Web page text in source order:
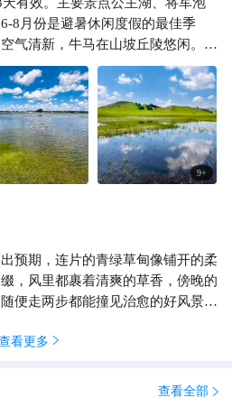
1227
8月份是避暑休闲度假的最佳季
气清新，牛马在山坡丘陵悠闲。住
推荐老舅老蒙肉饼
9+
预期，连片的青绿草甸像铺开的柔
，风里都裹着清爽的草香，傍晚的
便走两步都能撞见治愈的好风景，
看更多 
查看全部 